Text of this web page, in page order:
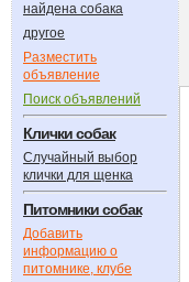
найдена собака
другое
Разместить
объявление
Поиск объявлений
Клички собак
Случайный выбор
клички для щенка
Питомники собак
Добавить
информацию о
питомнике, клубе